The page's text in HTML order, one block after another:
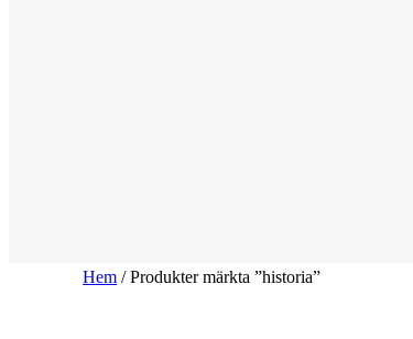
Hem / Produkter märkta ”historia”